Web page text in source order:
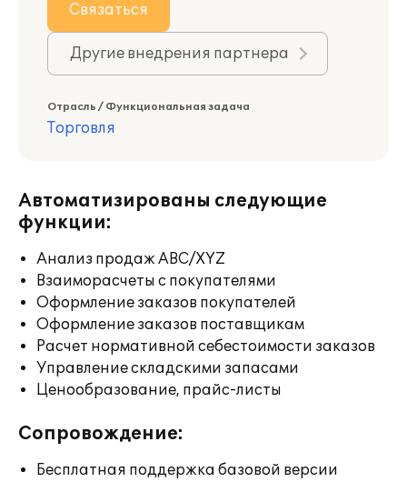
Связаться
Другие внедрения партнера
Отрасль / Функциональная задача
Торговля
Автоматизированы следующие
функции:
Анализ продаж ABC/XYZ
Взаиморасчеты с покупателями
Оформление заказов покупателей
Оформление заказов поставщикам
Расчет нормативной себестоимости заказов
Управление складскими запасами
Ценообразование, прайс-листы
Сопровождение:
Бесплатная поддержка базовой версии